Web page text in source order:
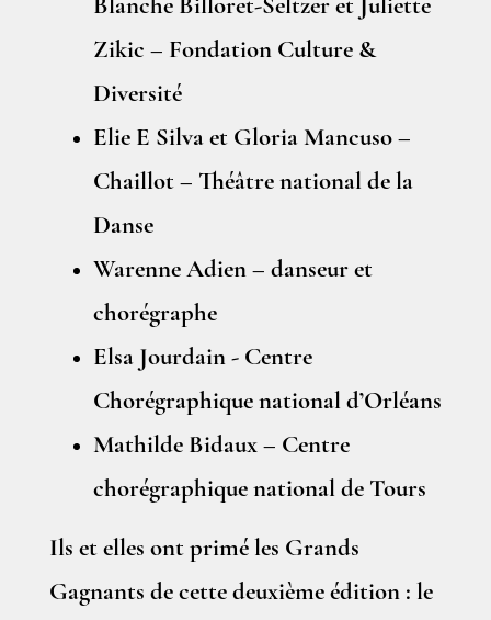
Blanche Billoret-Seltzer et Juliette
Zikic – Fondation Culture &
Diversité
Elie E Silva et Gloria Mancuso –
Chaillot – Théâtre national de la
Danse
Warenne Adien – danseur et
chorégraphe
Elsa Jourdain - Centre
Chorégraphique national d’Orléans
Mathilde Bidaux – Centre
chorégraphique national de Tours
Ils et elles ont primé les Grands
Gagnants de cette deuxième édition : le